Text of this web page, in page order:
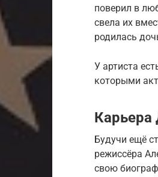
поверил в
свела их
родилась
У артиста
которыми
Карьера
Будучи ещё
режиссёра
свою